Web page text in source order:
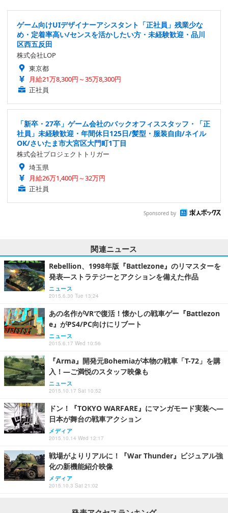
ゲーム向けUIデザイナーアシスタント「正社員」残業少な
め・定着率高い/センスを活かしたい方・未経験歓迎・品川
区西五反田
株式会社LOP
東京都
月給21万8,300円～35万8,300円
正社員
「新卒・27卒」ゲーム会社のバックオフィススタッフ・「正
社員」未経験歓迎・年間休日125日/髪型・服装自由/ネイル
OK/さいたま市大宮区大門町1丁目
株式会社プロジェクトトリガー
埼玉県
月給26万1,400円～32万円
正社員
Sponsored by
関連ニュース
Rebellion、1998年版『Battlezone』のリマスターを
発表―ストラテジーとアクションを備えた作品
ニュース
2015.6.30 Tue 13:24
あの名作がVRで復活！懐かしの戦車ゲー『Battlezon
e』がPS4/PC向けにリブート
ニュース
2015.6.17 Wed 10:56
『Arma』開発元Bohemiaが本物の戦車「T-72」を購
入！―ご満悦のスタッフ映像も
ニュース
2015.10.17 Sat 10:52
ドン！『TOKYO WARFARE』にマンガモード実装へ―
日本が舞台の戦車アクション
メディア
2015.10.14 Wed 12:17
戦場がよりリアルに！『War Thunder』ビジュアル強
化の新機能紹介映像
メディア
2015.10.3 Sat 21:02